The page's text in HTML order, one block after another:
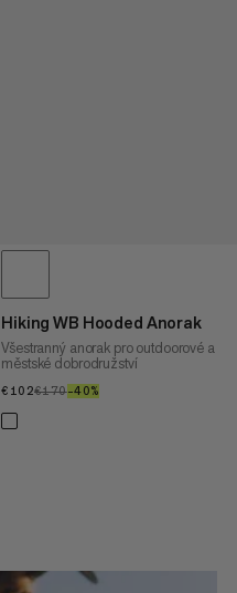
Hiking WB Hooded Anorak
Všestranný anorak pro outdoorové a
městské dobrodružství
€102€102
€170€170
–40%